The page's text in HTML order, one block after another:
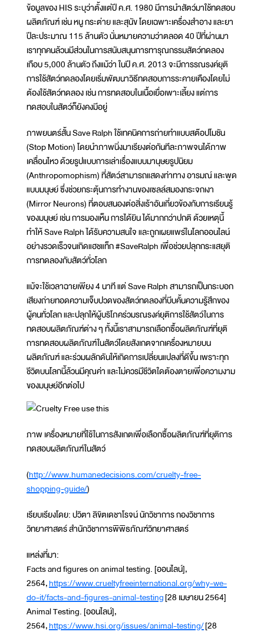
ข้อมูลของ HIS ระบุว่าตั้งแต่ปี ค.ศ. 1980 มีการนำสัตว์มาใช้ทดสอบ
ผลิตภัณฑ์ เช่น หนู กระต่าย และสุนัข โดยเฉพาะเครื่องสำอาง และยา
ปีละประมาณ 115 ล้านตัว นั่นหมายความว่าตลอด 40 ปีที่ผ่านมา
เราทุกคนล้วนมีส่วนในการสนับสนุนการทารุณกรรมสัตว์ทดลอง
เกือบ 5,000 ล้านตัว ถึงแม้ว่า ในปี ค.ศ. 2013 จะมีการรณรงค์ยุติ
การใช้สัตว์ทดลองโดยเริ่มพัฒนาวิธีทดสอบการระคายเคืองโดยไม่
ต้องใช้สัตว์ทดลอง เช่น การทดสอบในเนื้อเยื่อเพาะเลี้ยง แต่การ
ทดสอบในสัตว์ก็ยังคงมีอยู่
ภาพยนตร์สั้น Save Ralph ใช้เทคนิคการถ่ายทำแบบสต๊อปโมชัน
(Stop Motion) โดยนำภาพนิ่งมาเรียงต่อกันทีละภาพจนได้ภาพ
เคลื่อนไหว ด้วยรูปแบบการเล่าเรื่องแบบมานุษยรูปนิยม
(Anthropomophism) ที่สัตว์สามารถแสดงท่าทาง อารมณ์ และพูด
แบบมนุษย์ ซึ่งช่วยกระตุ้นการทำงานของเซลล์สมองกระจกเงา
(Mirror Neurons) ที่ตอบสนองต่อสิ่งเร้าอันเกี่ยวข้องกับการเรียนรู้
ของมนุษย์ เช่น การมองเห็น การได้ยิน ได้มากกว่าปกติ ด้วยเหตุนี้
ทำให้ Save Ralph ได้รับความสนใจ และถูกเผยแพร่ในโลกออนไลน์
อย่างรวดเร็วจนเกิดแฮชแท็ก #SaveRalph เพื่อช่วยปลุกกระแสยุติ
การทดลองกับสัตว์ทั่วโลก
แม้จะใช้เวลาฉายเพียง 4 นาที แต่ Save Ralph สามารถเป็นกระบอก
เสียงถ่ายทอดความเจ็บปวดของสัตว์ทดลองที่บีบคั้นความรู้สึกของ
ผู้คนทั่วโลก และปลุกให้ผู้บริโภคร่วมรณรงค์ยุติการใช้สัตว์ในการ
ทดสอบผลิตภัณฑ์ต่าง ๆ ทั้งนี้เราสามารถเลือกซื้อผลิตภัณฑ์ที่ยุติ
การทดสอบผลิตภัณฑ์ในสัตว์โดยสังเกตจากเครื่องหมายบน
ผลิตภัณฑ์ และร่วมผลักดันให้เกิดการเปลี่ยนแปลงที่ดีขึ้น เพราะทุก
ชีวิตบนโลกนี้ล้วนมีคุณค่า และไม่ควรมีชีวิตใดต้องตายเพื่อความงาม
ของมนุษย์อีกต่อไป
ภาพ เครื่องหมายที่ใช้ในการสังเกตเพื่อเลือกซื้อผลิตภัณฑ์ที่ยุติการ
ทดสอบผลิตภัณฑ์ในสัตว์
(http://www.humanedecisions.com/cruelty-free-
shopping-guide/)
เรียบเรียงโดย: ปวิตา ลิขิตเดชาโรจน์ นักวิชาการ กองวิชาการ
วิทยาศาสตร์ สำนักวิชาการพิพิธภัณฑ์วิทยาศาสตร์
แหล่งที่มา:
Facts and figures on animal testing. [ออนไลน์],
2564,https://www.crueltyfreeinternational.org/why-we-
do-it/facts-and-figures-animal-testing[28 เมษายน 2564]
Animal Testing. [ออนไลน์],
2564,https://www.hsi.org/issues/animal-testing/[28